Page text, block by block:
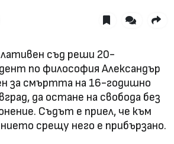
съд реши 20-
по философия Александър
за смъртта на 16-годишно
да остане на свобода без
Съдът е приел, че към
срещу него е прибързано.